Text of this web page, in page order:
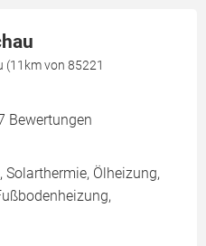
(11km von 85221
Bewertungen
Ölheizung,